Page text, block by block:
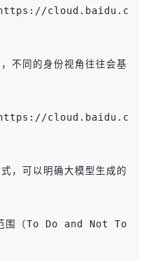
cloud.baidu.com/doc/
不同的身份视角往往会基于
cloud.baidu.com/doc/
，可以明确大模型生成的内
To Do and Not To Do）